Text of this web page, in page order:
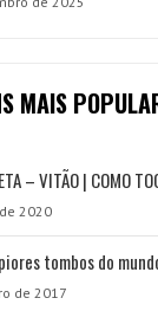
MAIS
– VITÃO | COMO
2020
tombos do
de 2017